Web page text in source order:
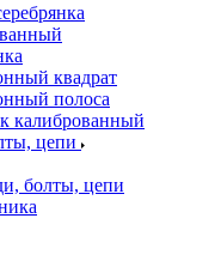
квадрат
полоса
калиброванный
цепи
болты, цепи